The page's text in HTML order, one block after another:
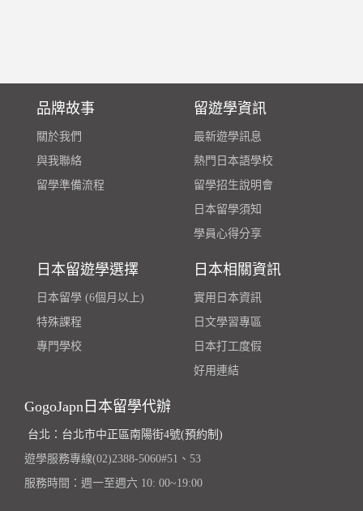
品牌故事
關於我們
與我聯絡
留學準備流程
留遊學資訊
最新遊學訊息
熱門日本語學校
留學招生說明會
日本留學須知
學員心得分享
日本留遊學選擇
日本留學 (6個月以上)
特殊課程
專門學校
日本相關資訊
實用日本資訊
日文學習專區
日本打工度假
好用連結
GogoJapn日本留學代辦
台北：台北市中正區南陽街4號(預約制)
遊學服務專線(02)2388-5060#51、53
服務時間：週一至週六 10: 00~19:00